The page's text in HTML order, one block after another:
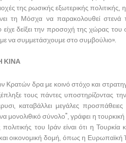
της ρωσικής εξωτερικής
τη Μόσχα να παρακολουθεί στενά
δείξει την προσοχή της χώρας
να συμμετάσχουμε στο συμβούλιο».
ΚΙΝΑ
Κρατών δρα με κοινό στόχο και
τους πάντες υποστηρίζοντας
καταβάλλει μεγάλες
μονολιθικό σύνολο", γράφει η
του Ιράν είναι ότι η
και οικονομική δομή, όπως η